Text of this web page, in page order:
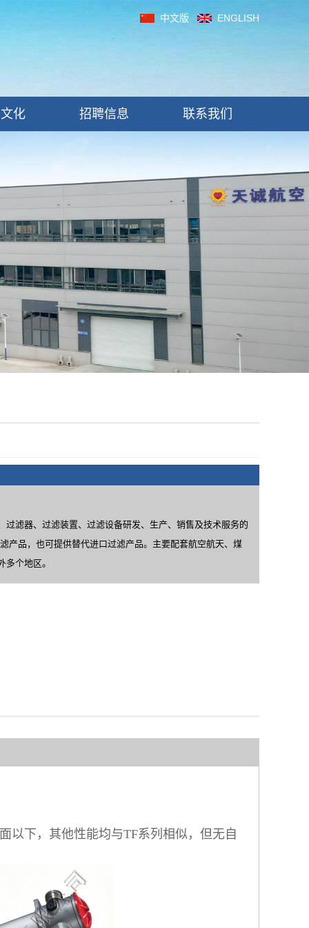
中文版 ENGLISH
化 招聘信息 联系我们
滤器、过滤装置、过滤设备研发、生产、销售及技术服务的
产品，也可提供替代进口过滤产品。主要配套航空航天、煤
个地区。
以下，其他性能均与TF系列相似，但无自